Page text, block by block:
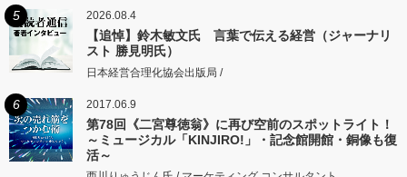
5 2026.08.4
【追悼】鈴木敏文氏 言葉で伝える経営（ジャーナリ
スト 勝見明氏）
日本経営合理化協会出版局 /
6 2017.06.9
第78回《二宮尊徳翁》に再び空前のスポットライト！
～ミュージカル「KINJIRO!」・記念館開館・銅像も復
活～